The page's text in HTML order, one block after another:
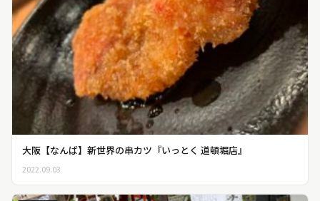
大阪【なんば】新世界の串カツ『いっとく 道頓堀店』
2022.09.03